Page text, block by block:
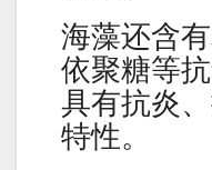
海藻还含
依聚糖等
具有抗炎
特性。